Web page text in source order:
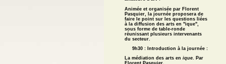
Animée et organisée par Florent
Pasquier, la journée proposera de
faire le point sur les questions liées
à la diffusion des arts en "ique",
sous forme de table-ronde
réunissant plusieurs intervenants
du secteur.
9h30 : Introduction à la journée :
La médiation des arts en ique. Par
Florent Pasquier,